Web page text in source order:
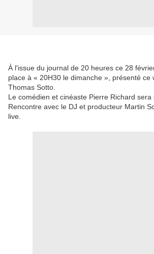
À l'issue du journal de 20 heures ce 28
place à « 20H30 le dimanche », présenté ce
Thomas Sotto.
Le comédien et cinéaste Pierre Richard sera
Rencontre avec le DJ et producteur Martin
live.